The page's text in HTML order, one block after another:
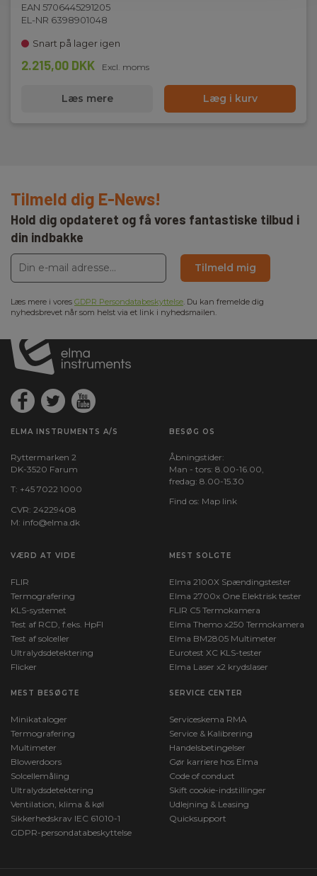
EAN 5706445291205
EL-NR 6398901048
Snart på lager igen
2.215,00 DKK Excl. moms
Læs mere Læg i kurv
Tilmeld dig E-News!
Hold dig opdateret og få vores fantastiske tilbud i
din indbakke
Tilmeld mig
Læs mere i vores GDPR Persondatabeskyttelse. Du kan fremelde dig
nyhedsbrevet når som helst via et link i nyhedsmailen.
ELMA INSTRUMENTS A/S
Ryttermarken 2
DK-3520 Farum
T: +45 7022 1000
CVR: 24229408
M: info@elma.dk
BESØG OS
Åbningstider:
Man - tors: 8.00-16.00,
fredag: 8.00-15.30
Find os: Map link
VÆRD AT VIDE
FLIR
Termografering
KLS-systemet
Test af RCD, f.eks. HpFI
Test af solceller
Ultralydsdetektering
Flicker
MEST SOLGTE
Elma 2100X Spændingstester
Elma 2700x One Elektrisk tester
FLIR C5 Termokamera
Elma Themo x250 Termokamera
Elma BM2805 Multimeter
Eurotest XC KLS-tester
Elma Laser x2 krydslaser
MEST BESØGTE
Minikataloger
Termografering
Multimeter
Blowerdoors
Solcellemåling
Ultralydsdetektering
Ventilation, klima & køl
Sikkerhedskrav IEC 61010-1
GDPR-persondatabeskyttelse
SERVICE CENTER
Serviceskema RMA
Service & Kalibrering
Handelsbetingelser
Gør karriere hos Elma
Code of conduct
Skift cookie-indstillinger
Udlejning & Leasing
Quicksupport